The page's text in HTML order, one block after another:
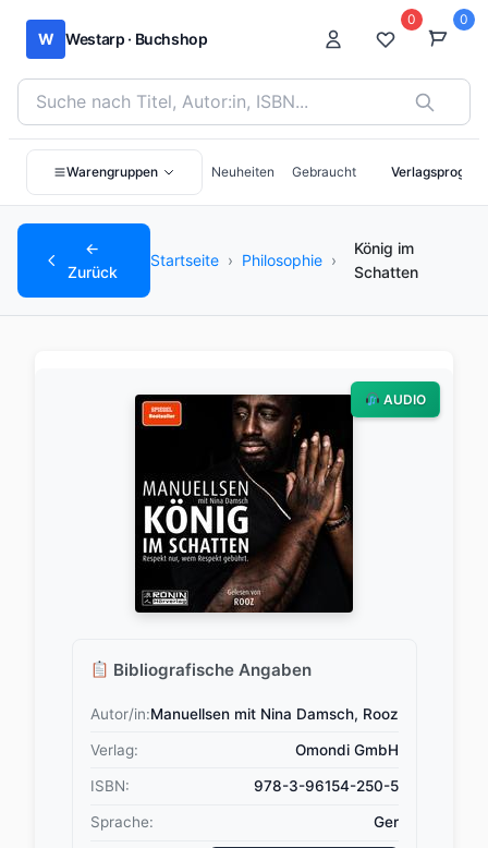
W Westarp · Buchshop
Bücher suchen nach Titel, Autor:in oder ISBN
0 0
Warengruppen Neuheiten Gebraucht
←
Zurück
Startseite › Philosophie ›
König im
Schatten
Bibliografische Angaben
Autor/in:Manuellsen mit Nina Damsch, Rooz
Verlag: Omondi GmbH
ISBN: 978-3-96154-250-5
Sprache: Ger
AUDIO